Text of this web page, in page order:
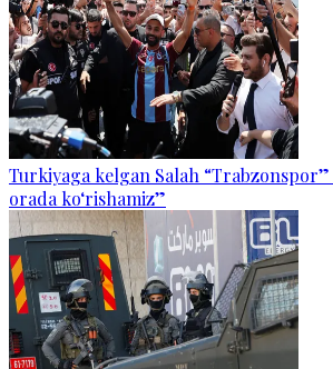
Turkiyaga kelgan Salah
orada ko‘rishamiz”